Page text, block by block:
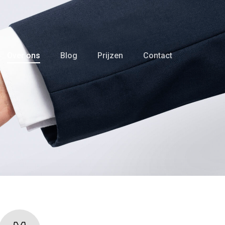
Over ons Blog Prijzen Contact